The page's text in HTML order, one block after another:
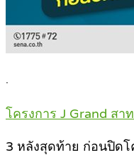
.
โครงการ J Grand สา
3 หลังสุดท้าย ก่อนปิดโ